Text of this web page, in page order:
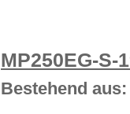
MP250EG-S-
Bestehend aus: